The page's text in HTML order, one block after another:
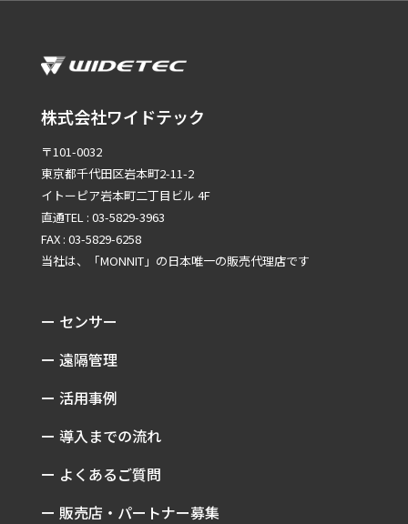
株式会社ワイドテック
〒101-0032
東京都千代田区岩本町2-11-2
イトーピア岩本町二丁目ビル 4F
直通TEL : 03-5829-3963
FAX : 03-5829-6258
当社は、「MONNIT」の日本唯一の販売代理店です
ー センサー
ー 遠隔管理
ー 活用事例
ー 導入までの流れ
ー よくあるご質問
ー 販売店・パートナー募集